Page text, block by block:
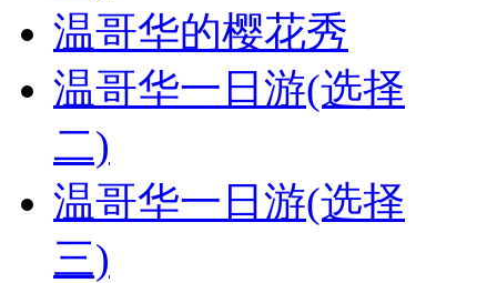
温哥华的樱花秀
温哥华一日游(选择
二)
温哥华一日游(选择
三)